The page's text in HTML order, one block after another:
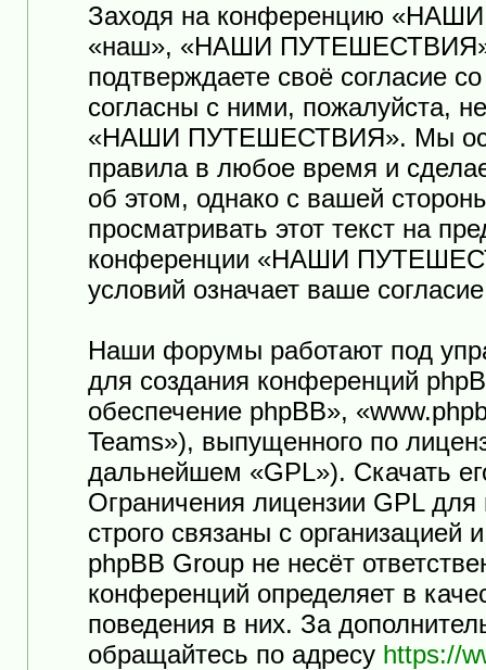
Заходя на конференцию
«наш», «НАШИ ПУТЕШЕСТВИЯ»,
подтверждаете своё согласие
согласны с ними, пожалуйста,
«НАШИ ПУТЕШЕСТВИЯ». Мы
правила в любое время и
об этом, однако с вашей
просматривать этот текст на
конференции «НАШИ
условий означает ваше
Наши форумы работают под
для создания конференций
обеспечение phpBB»,
Teams»), выпущенного по
дальнейшем «GPL»). Скачать
Ограничения лицензии GPL
строго связаны с
phpBB Group не несёт
конференций определяет в
поведения в них. За
обращайтесь по адресу https://